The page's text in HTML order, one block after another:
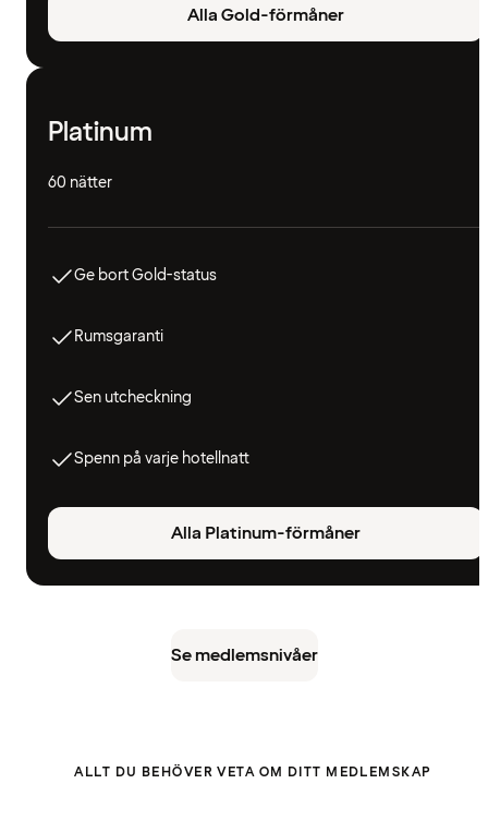
Alla Gold-förmåner
Platinum
60 nätter
Ge bort Gold-status
Rumsgaranti
Sen utcheckning
Spenn på varje hotellnatt
Alla Platinum-förmåner
Se medlemsnivåer
ALLT DU BEHÖVER VETA OM DITT MEDLEMSKAP